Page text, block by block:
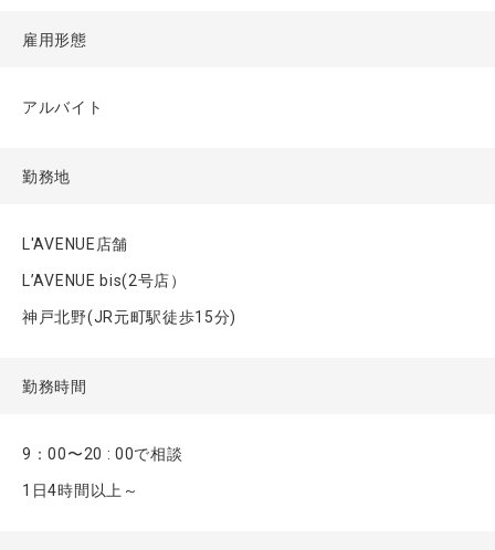
雇用形態
アルバイト
勤務地
L'AVENUE店舗
L’AVENUE bis(2号店）
神戸北野(JR元町駅徒歩15分)
勤務時間
9：00〜20 : 00で相談
1日4時間以上～